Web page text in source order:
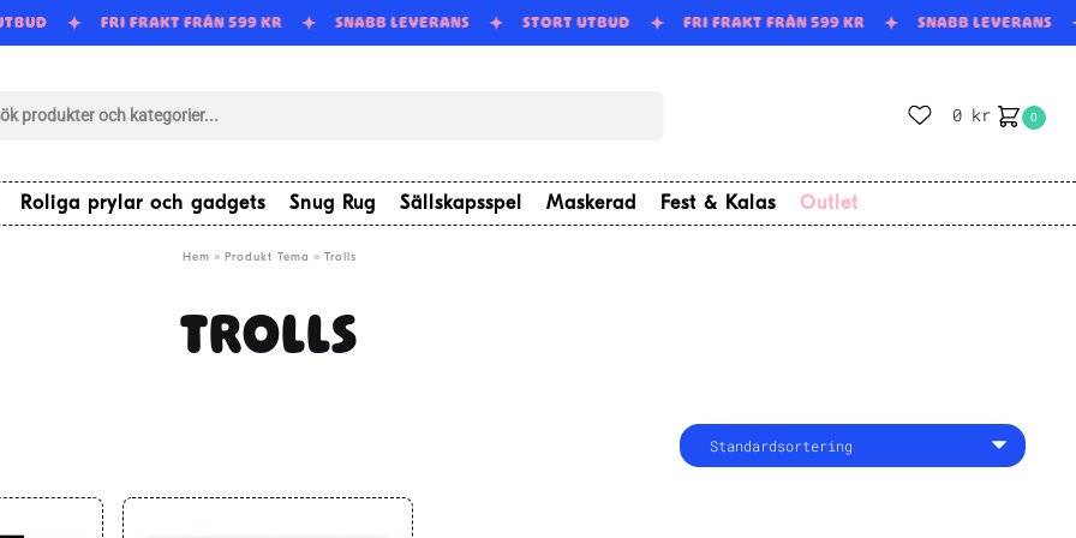
FRI FRAKT FRÅN 599 KR SNABB LEVERANS STORT UTBUD FRI FRAKT FRÅN 599 KR SNABB LEVERANS
0 kr 0
Roliga prylar och gadgets Snug Rug Sällskapsspel Maskerad Fest & Kalas Outlet
Hem » Produkt Tema » Trolls
TROLLS